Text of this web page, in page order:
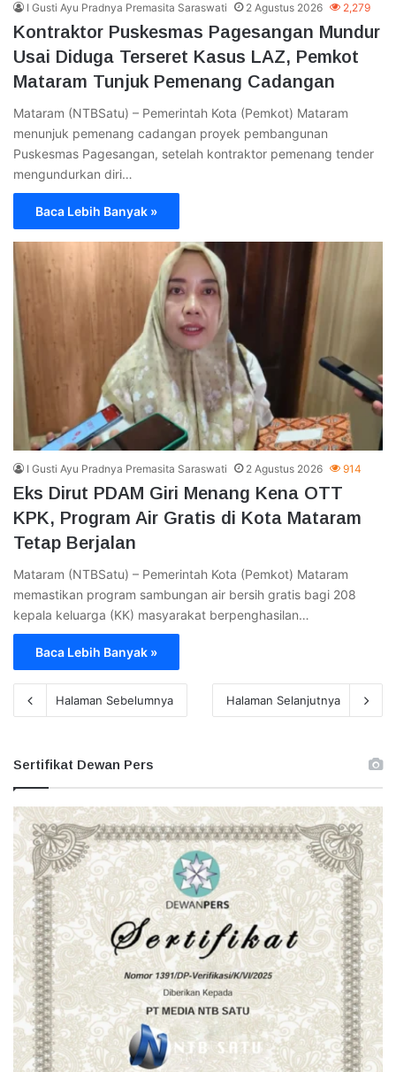
I Gusti Ayu Pradnya Premasita Saraswati 2 Agustus 2026 2,279
Kontraktor Puskesmas Pagesangan Mundur
Usai Diduga Terseret Kasus LAZ, Pemkot
Mataram Tunjuk Pemenang Cadangan
Mataram (NTBSatu) – Pemerintah Kota (Pemkot) Mataram
menunjuk pemenang cadangan proyek pembangunan
Puskesmas Pagesangan, setelah kontraktor pemenang tender
mengundurkan diri…
Baca Lebih Banyak »
I Gusti Ayu Pradnya Premasita Saraswati 2 Agustus 2026 914
Eks Dirut PDAM Giri Menang Kena OTT
KPK, Program Air Gratis di Kota Mataram
Tetap Berjalan
Mataram (NTBSatu) – Pemerintah Kota (Pemkot) Mataram
memastikan program sambungan air bersih gratis bagi 208
kepala keluarga (KK) masyarakat berpenghasilan…
Baca Lebih Banyak »
Halaman Sebelumnya Halaman Selanjutnya
Sertifikat Dewan Pers